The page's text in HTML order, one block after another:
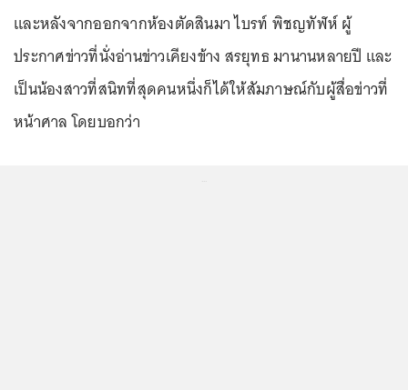
และหลังจากออกจากห้องตัดสินมา ไบรท์ พิชญทัฬห์ ผู้
ประกาศข่าวที่นั่งอ่านข่าวเคียงข้าง สรยุทธ มานานหลายปี และ
เป็นน้องสาวที่สนิทที่สุดคนหนึ่งก็ได้ให้สัมภาษณ์กับผู้สื่อข่าวที่
หน้าศาล โดยบอกว่า